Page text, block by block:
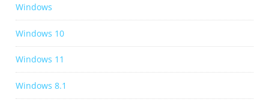
Windows
Windows 10
Windows 11
Windows 8.1